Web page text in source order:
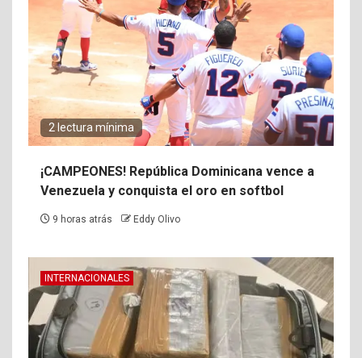
2 lectura mínima
¡CAMPEONES! República Dominicana vence a
Venezuela y conquista el oro en softbol
9 horas atrás Eddy Olivo
INTERNACIONALES